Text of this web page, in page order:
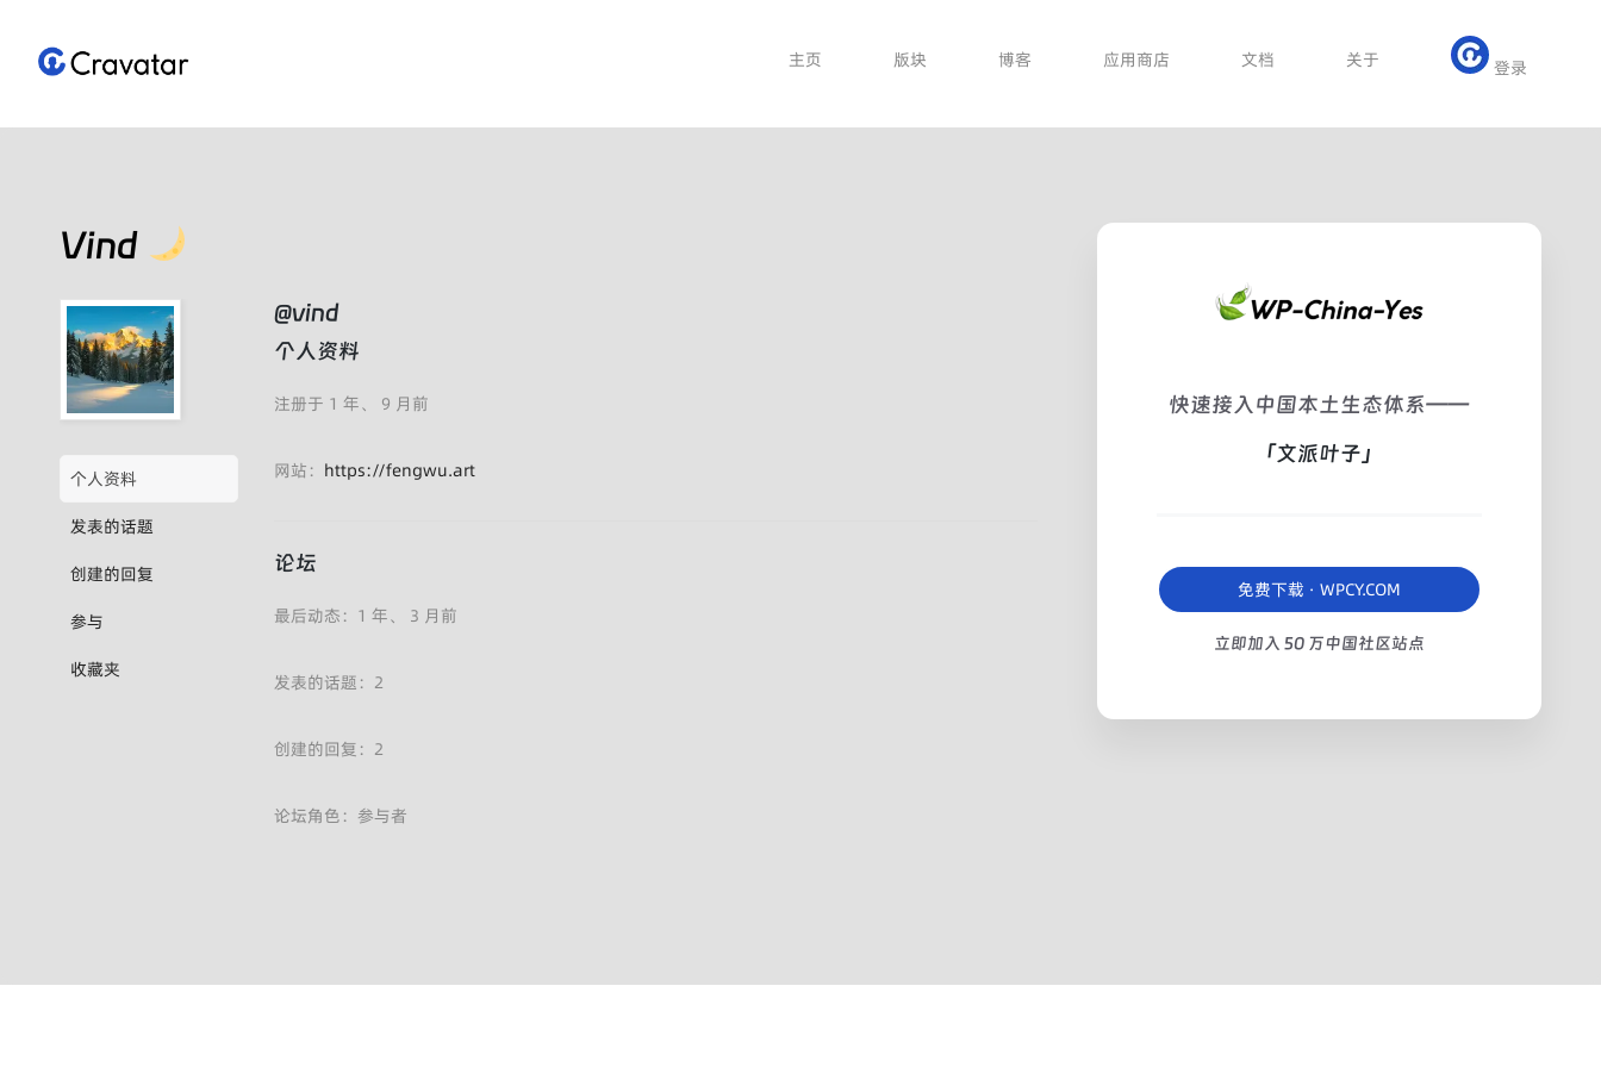
主页 版块 博客 应用商店 文档 关于 登录
Vind
个人资料
发表的话题
创建的回复
参与
收藏夹
@vind
个人资料
注册于 1 年、 9 月前
网站： https://fengwu.art
论坛
最后动态：1 年、 3 月前
发表的话题：2
创建的回复：2
论坛角色：参与者
快速接入中国本土生态体系——
「文派叶子」
免费下载 · WPCY.COM
立即加入 50 万中国社区站点